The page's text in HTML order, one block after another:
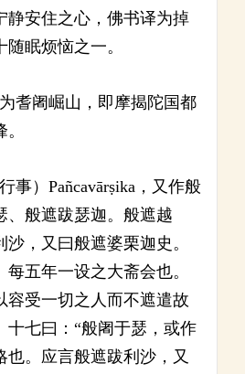
静安住之心，佛书译为掉
眠烦恼之一。
耆阇崛山，即摩揭陀国都
事）Pañcavārṣika，又作般
、般遮跋瑟迦。般遮越
，又曰般遮婆栗迦史。
五年一设之大斋会也。
容受一切之人而不遮遣故
十七曰：“般阇于瑟，或作
也。应言般遮跋利沙，又